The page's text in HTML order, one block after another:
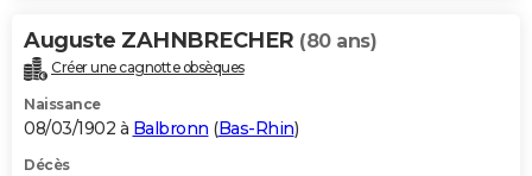
Auguste ZAHNBRECHER (80 ans)
Créer une cagnotte obsèques
Naissance
08/03/1902 à Balbronn (Bas-Rhin)
Décès